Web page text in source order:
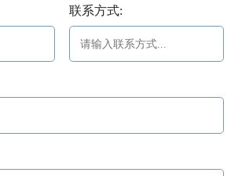
联系方式: